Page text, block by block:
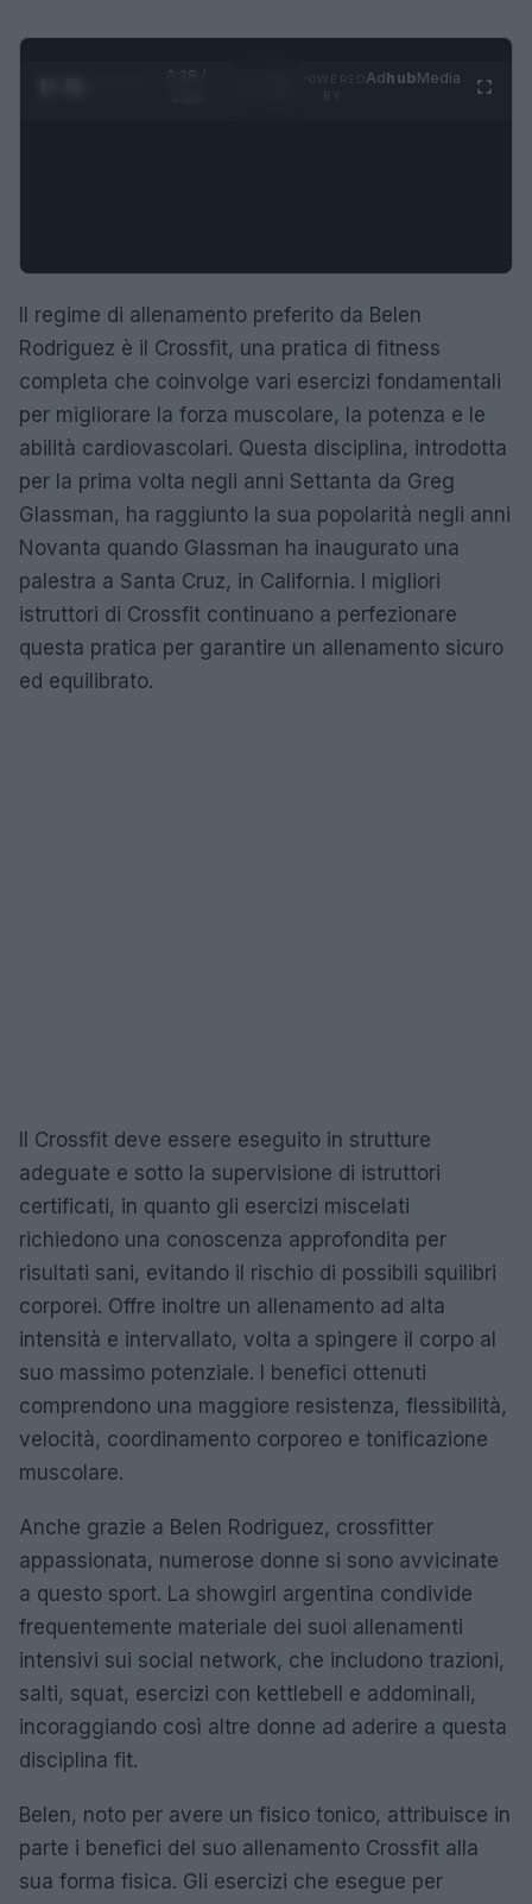
0:28 /
AdhubMedia
Il regime di allenamento preferito da Belen
Rodriguez è il Crossfit, una pratica di fitness
completa che coinvolge vari esercizi fondamentali
per migliorare la forza muscolare, la potenza e le
abilità cardiovascolari. Questa disciplina, introdotta
per la prima volta negli anni Settanta da Greg
Glassman, ha raggiunto la sua popolarità negli anni
Novanta quando Glassman ha inaugurato una
palestra a Santa Cruz, in California. I migliori
istruttori di Crossfit continuano a perfezionare
questa pratica per garantire un allenamento sicuro
ed equilibrato.
Il Crossfit deve essere eseguito in strutture
adeguate e sotto la supervisione di istruttori
certificati, in quanto gli esercizi miscelati
richiedono una conoscenza approfondita per
risultati sani, evitando il rischio di possibili squilibri
corporei. Offre inoltre un allenamento ad alta
intensità e intervallato, volta a spingere il corpo al
suo massimo potenziale. I benefici ottenuti
comprendono una maggiore resistenza, flessibilità,
velocità, coordinamento corporeo e tonificazione
muscolare.
Anche grazie a Belen Rodriguez, crossfitter
appassionata, numerose donne si sono avvicinate
a questo sport. La showgirl argentina condivide
frequentemente materiale dei suoi allenamenti
intensivi sui social network, che includono trazioni,
salti, squat, esercizi con kettlebell e addominali,
incoraggiando così altre donne ad aderire a questa
disciplina fit.
Belen, noto per avere un fisico tonico, attribuisce in
parte i benefici del suo allenamento Crossfit alla
sua forma fisica. Gli esercizi che esegue per